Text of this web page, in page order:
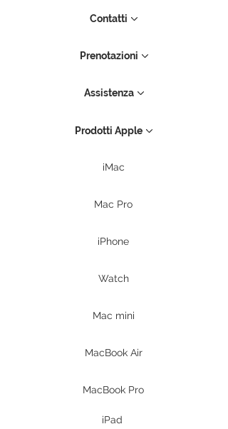
Contatti
Prenotazioni
Assistenza
Prodotti Apple
iMac
Mac Pro
iPhone
Watch
Mac mini
MacBook Air
MacBook Pro
iPad